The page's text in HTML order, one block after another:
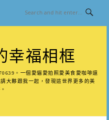
幸福相框
。一個愛貓愛拍照愛美食愛咖啡還
大夥跟我一起，發現這世界更多的美